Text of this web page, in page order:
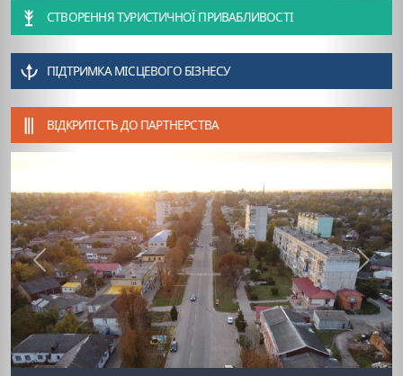
СТВОРЕННЯ ТУРИСТИЧНОЇ ПРИВАБЛИВОСТІ
ПІДТРИМКА МІСЦЕВОГО БІЗНЕСУ
ВІДКРИТІСТЬ ДО ПАРТНЕРСТВА
Previous Next